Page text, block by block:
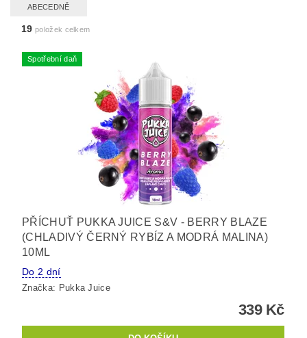
ABECEDNĚ
19 položek celkem
Spotřební daň
PŘÍCHUŤ PUKKA JUICE S&V - BERRY BLAZE
(CHLADIVÝ ČERNÝ RYBÍZ A MODRÁ MALINA)
10ML
Do 2 dní
Značka: Pukka Juice
339 Kč